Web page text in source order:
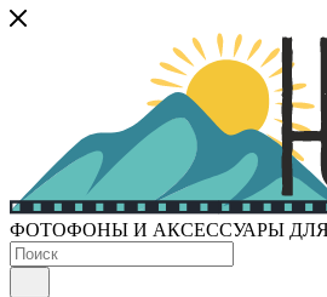
ФОТОФОНЫ И АКСЕССУАРЫ